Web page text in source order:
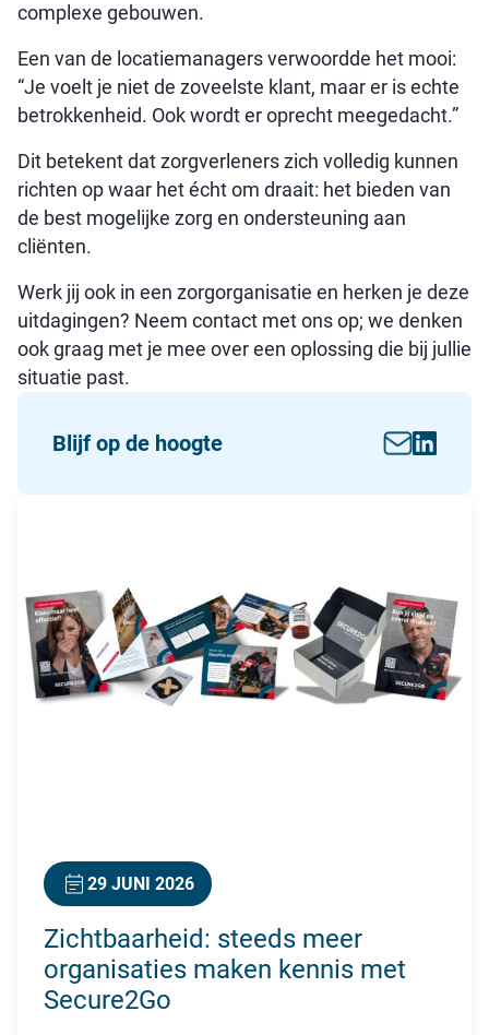
complexe gebouwen.
Een van de locatiemanagers verwoordde het mooi:
“Je voelt je niet de zoveelste klant, maar er is echte
betrokkenheid. Ook wordt er oprecht meegedacht.”
Dit betekent dat zorgverleners zich volledig kunnen
richten op waar het écht om draait: het bieden van
de best mogelijke zorg en ondersteuning aan
cliënten.
Werk jij ook in een zorgorganisatie en herken je deze
uitdagingen? Neem contact met ons op; we denken
ook graag met je mee over een oplossing die bij jullie
situatie past.
Blijf op de hoogte
29 JUNI 2026
Zichtbaarheid: steeds meer
organisaties maken kennis met
Secure2Go